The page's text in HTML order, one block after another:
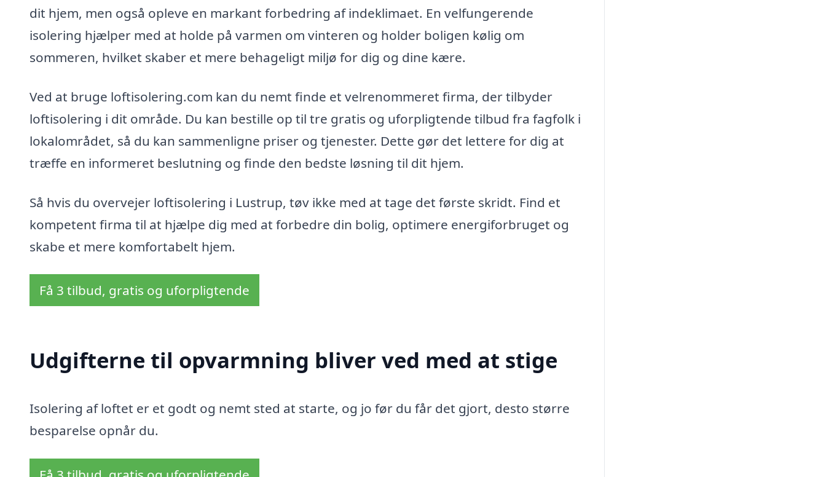
dit hjem, men også opleve en markant forbedring af indeklimaet. En velfungerende
isolering hjælper med at holde på varmen om vinteren og holder boligen kølig om
sommeren, hvilket skaber et mere behageligt miljø for dig og dine kære.
Ved at bruge loftisolering.com kan du nemt finde et velrenommeret firma, der tilbyder
loftisolering i dit område. Du kan bestille op til tre gratis og uforpligtende tilbud fra fagfolk i
lokalområdet, så du kan sammenligne priser og tjenester. Dette gør det lettere for dig at
træffe en informeret beslutning og finde den bedste løsning til dit hjem.
Så hvis du overvejer loftisolering i Lustrup, tøv ikke med at tage det første skridt. Find et
kompetent firma til at hjælpe dig med at forbedre din bolig, optimere energiforbruget og
skabe et mere komfortabelt hjem.
Få 3 tilbud, gratis og uforpligtende
Udgifterne til opvarmning bliver ved med at stige
Isolering af loftet er et godt og nemt sted at starte, og jo før du får det gjort, desto større
besparelse opnår du.